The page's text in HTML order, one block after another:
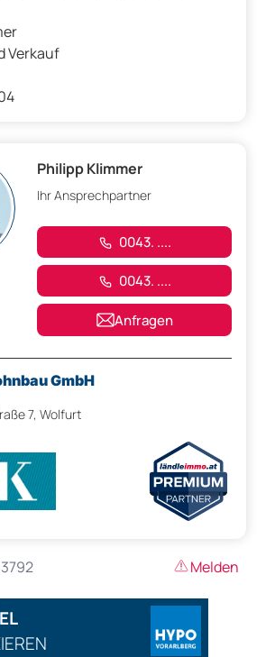
Verkauf
Philipp Klimmer
Ihr Ansprechpartner
0043. ....
0043. ....
Anfragen
GmbH
7, Wolfurt
Melden